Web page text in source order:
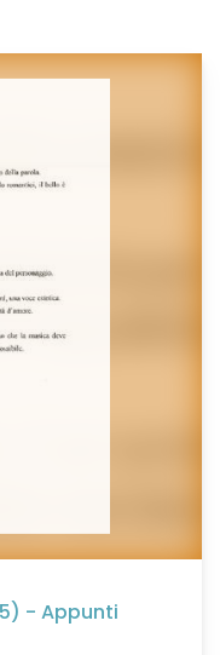
- Appunti